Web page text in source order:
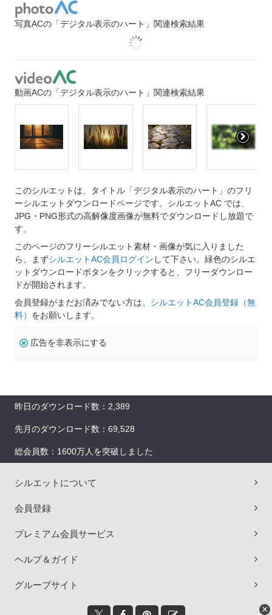
写真ACの「デジタル表示のハート」関連検索結果
動画ACの「デジタル表示のハート」関連検索結果
このシルエットは、タイトル「デジタル表示のハート」のフリ
ーシルエットダウンロードページです。シルエットAC では、
JPG・PNG形式の高解像度画像が無料でダウンロードし放題で
す。
このページのフリーシルエット素材・画像が気に入りました
ら、まずシルエットAC会員ログイン して下さい。緑色のシルエ
ットダウンロードボタンをクリックすると、フリーダウンロー
ドが開始されます。
会員登録がまだお済みでない方は、 シルエットAC会員登録（無
料） をお願いします。
広告を非表示にする
昨日のダウンロード数：2,389
先月のダウンロード数：69,528
総会員数：1600万人を突破しました
シルエットについて
会員登録
プレミアム会員サービス
ヘルプ＆ガイド
グループサイト
×